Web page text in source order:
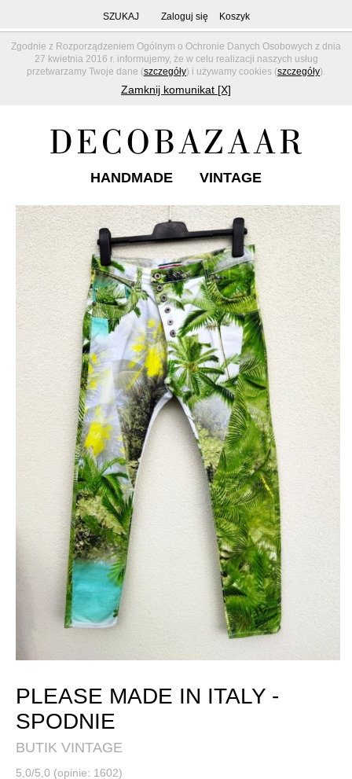
Zgodnie z Rozporządzeniem Ogólnym o Ochronie Danych Osobowych z dnia
27 kwietnia 2016 r. informujemy, że w celu realizacji naszych usług
przetwarzamy Twoje dane (szczegóły) i używamy cookies (szczegóły).
Zamknij komunikat [X]
SZUKAJ Zaloguj się Koszyk
HANDMADE VINTAGE
PLEASE MADE IN ITALY -
SPODNIE
BUTIK VINTAGE
5,0/5,0 (opinie: 1602)